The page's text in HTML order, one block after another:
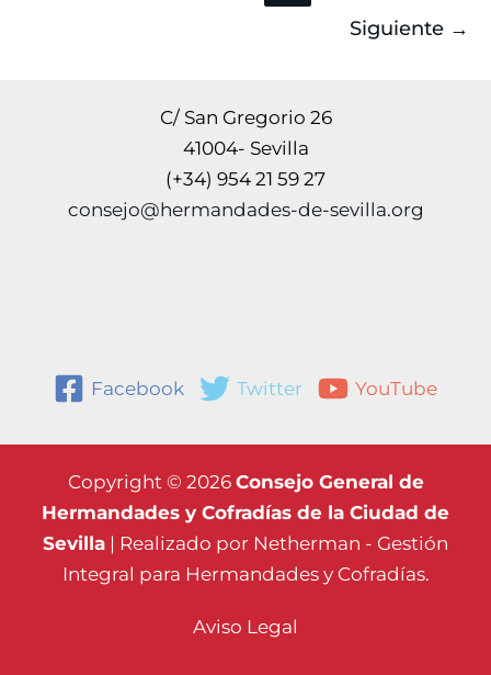
Siguiente →
C/ San Gregorio 26
41004- Sevilla
(+34) 954 21 59 27
consejo@hermandades-de-sevilla.org
Facebook Twitter YouTube
Copyright © 2026 Consejo General de
Hermandades y Cofradías de la Ciudad de
Sevilla | Realizado por Netherman - Gestión
Integral para Hermandades y Cofradías.
Aviso Legal